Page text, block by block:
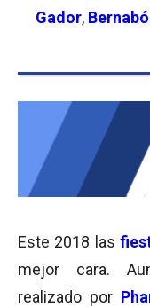
Gador, Bernabó
Este 2018 las
mejor cara.
realizado por